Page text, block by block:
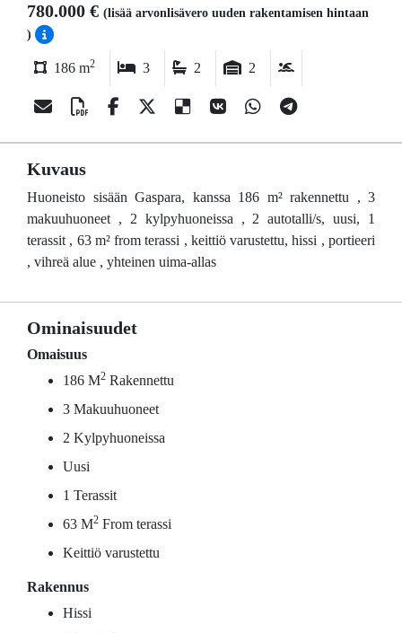
780.000 € (lisää arvonlisävero uuden rakentamisen hintaan
)
186 m2 3 2 2
Kuvaus
Huoneisto sisään Gaspara, kanssa 186 m² rakennettu , 3
makuuhuoneet , 2 kylpyhuoneissa , 2 autotalli/s, uusi, 1
terassit , 63 m² from terassi , keittiö varustettu, hissi , portieeri
, vihreä alue , yhteinen uima-allas
Ominaisuudet
Omaisuus
186 M2 Rakennettu
3 Makuuhuoneet
2 Kylpyhuoneissa
Uusi
1 Terassit
63 M2 From terassi
Keittiö varustettu
Rakennus
Hissi